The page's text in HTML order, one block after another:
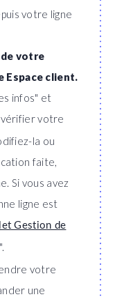
votre ligne
votre
Espace client.
infos" et
votre
la ou
faite,
Si vous avez
ligne est
Gestion de
votre
une